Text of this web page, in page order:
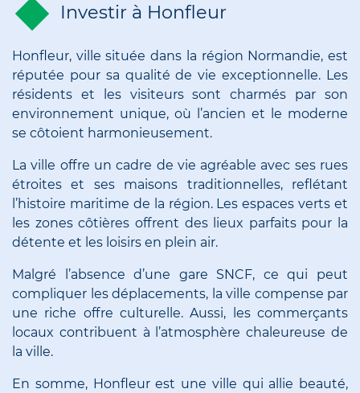
Investir à Honfleur
Honfleur, ville située dans la région Normandie, est
réputée pour sa qualité de vie exceptionnelle. Les
résidents et les visiteurs sont charmés par son
environnement unique, où l’ancien et le moderne
se côtoient harmonieusement.
La ville offre un cadre de vie agréable avec ses rues
étroites et ses maisons traditionnelles, reflétant
l’histoire maritime de la région. Les espaces verts et
les zones côtières offrent des lieux parfaits pour la
détente et les loisirs en plein air.
Malgré l’absence d’une gare SNCF, ce qui peut
compliquer les déplacements, la ville compense par
une riche offre culturelle. Aussi, les commerçants
locaux contribuent à l’atmosphère chaleureuse de
la ville.
En somme, Honfleur est une ville qui allie beauté,